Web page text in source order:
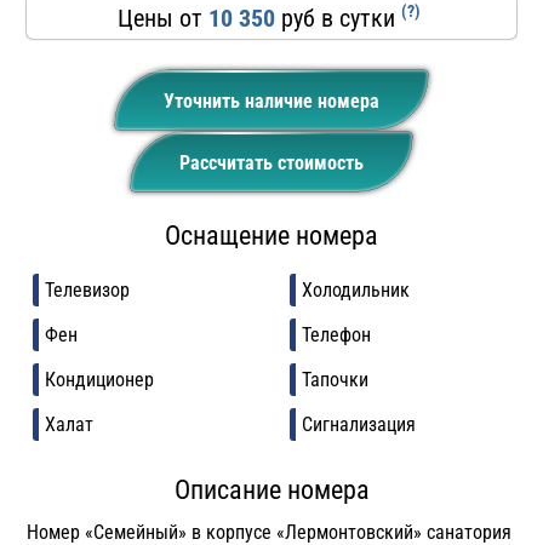
Цены от 10 350руб в сутки (?)
Уточнить наличие номера
Рассчитать стоимость
Оснащение номера
Телевизор
Холодильник
Фен
Телефон
Кондиционер
Тапочки
Халат
Сигнализация
Описание номера
Номер «Семейный» в корпусе «Лермонтовский» санатория